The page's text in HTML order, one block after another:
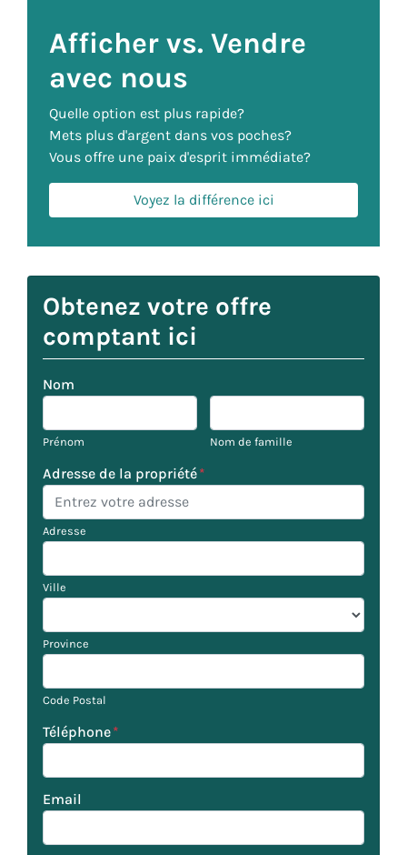
Afficher vs. Vendre
avec nous
Quelle option est plus rapide?
Mets plus d'argent dans vos poches?
Vous offre une paix d'esprit immédiate?
Voyez la différence ici
Obtenez votre offre
comptant ici
Nom
Prénom Nom de famille
Adresse de la propriété*
Adresse
Ville
Province
Code Postal
Téléphone*
Email